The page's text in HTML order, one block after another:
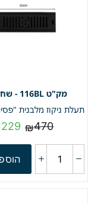
116BL - שחור מט
₪470
229